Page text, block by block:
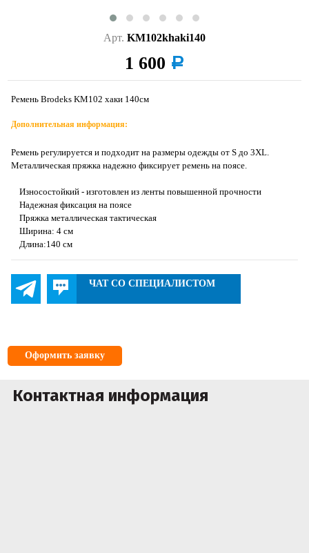
Арт. KM102khaki140
1 600 a
Ремень Brodeks KM102 хаки 140см
Дополнительная информация:
Ремень регулируется и подходит на размеры одежды от S до 3XL.
Металлическая пряжка надежно фиксирует ремень на поясе.
Износостойкий - изготовлен из ленты повышенной прочности
Надежная фиксация на поясе
Пряжка металлическая тактическая
Ширина: 4 см
Длина:140 см
ЧАТ СО СПЕЦИАЛИСТОМ
Оформить заявку
Контактная информация